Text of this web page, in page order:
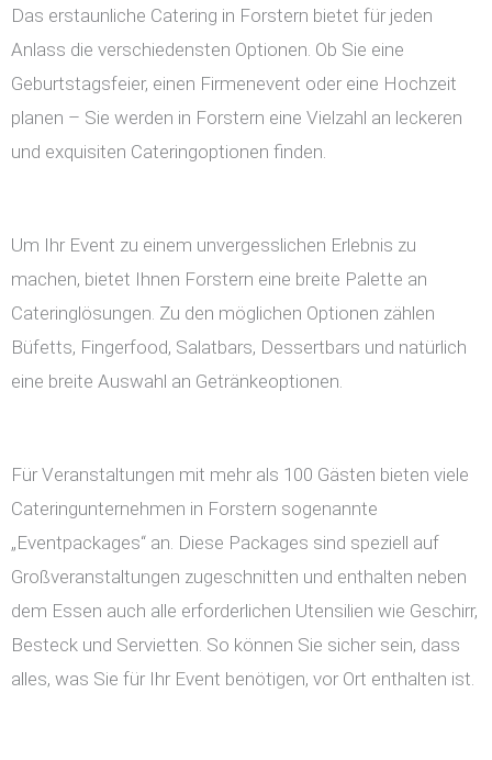
Das erstaunliche Catering in Forstern bietet für jeden
Anlass die verschiedensten Optionen. Ob Sie eine
Geburtstagsfeier, einen Firmenevent oder eine Hochzeit
planen – Sie werden in Forstern eine Vielzahl an leckeren
und exquisiten Cateringoptionen finden.
Um Ihr Event zu einem unvergesslichen Erlebnis zu
machen, bietet Ihnen Forstern eine breite Palette an
Cateringlösungen. Zu den möglichen Optionen zählen
Büfetts, Fingerfood, Salatbars, Dessertbars und natürlich
eine breite Auswahl an Getränkeoptionen.
Für Veranstaltungen mit mehr als 100 Gästen bieten viele
Cateringunternehmen in Forstern sogenannte
„Eventpackages“ an. Diese Packages sind speziell auf
Großveranstaltungen zugeschnitten und enthalten neben
dem Essen auch alle erforderlichen Utensilien wie Geschirr,
Besteck und Servietten. So können Sie sicher sein, dass
alles, was Sie für Ihr Event benötigen, vor Ort enthalten ist.